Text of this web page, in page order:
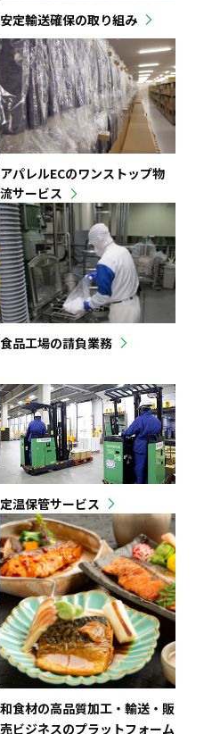
安定輸送確保の取り組み
アパレルECのワンストップ物
流サービス
食品工場の請負業務
定温保管サービス
和食材の高品質加工・輸送・販
売ビジネスのプラットフォーム